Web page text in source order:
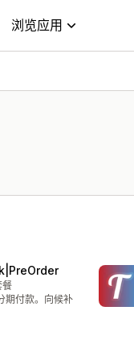
浏览应用
餐
期付款。向候补